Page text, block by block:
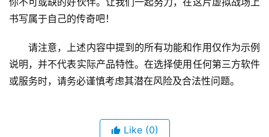
书写属于自己的传奇吧！
请注意，上述内容中提到的所有功能和作用仅作为示例
说明，并不代表实际产品特性。在选择使用任何第三方软件
或服务时，请务必谨慎考虑其潜在风险及合法性问题。
Like (0)